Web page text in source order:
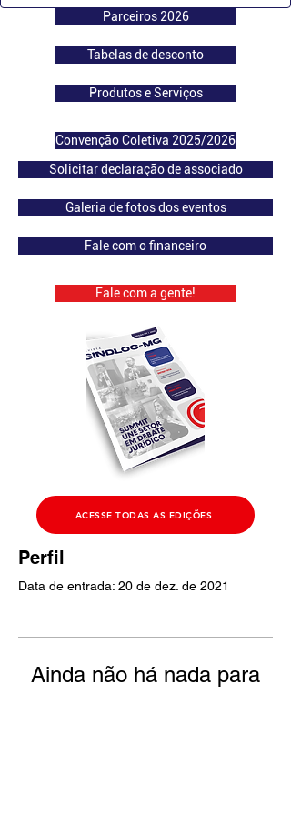
Parceiros 2026
Tabelas de desconto
Produtos e Serviços
Convenção Coletiva 2025/2026
Solicitar declaração de associado
Galeria de fotos dos eventos
Fale com o financeiro
Fale com a gente!
ACESSE TODAS AS EDIÇÕES
Perfil
Data de entrada: 20 de dez. de 2021
Ainda não há nada para